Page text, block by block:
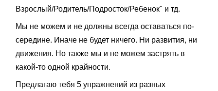
Взрослый/Родитель/Подросток/Ребенок" и тд.
Мы не можем и не должны всегда оставаться по-
середине. Иначе не будет ничего. Ни развития, ни
движения. Но также мы и не можем застрять в
какой-то одной крайности.
Предлагаю тебя 5 упражнений из разных